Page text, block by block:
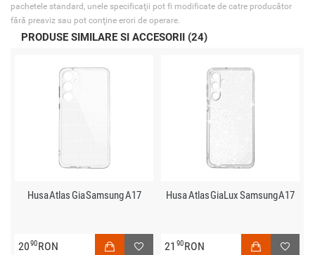
pachetele standard, unele specificaţii pot fi modificate de catre producător
fără preaviz sau pot conţine erori de operare.
PRODUSE SIMILARE SI ACCESORII (24)
Husa Atlas Gia Samsung A17
2090RON
Husa Atlas GiaLux Samsung A17
21 90RON